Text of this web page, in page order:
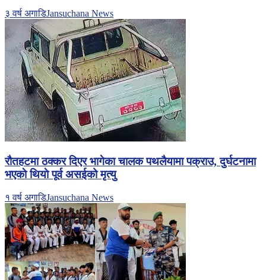
३ वर्ष अगाडिJansuchana News
रौतहटमा ठक्कर दिएर भागेका चालक पथलैयामा पक्राउ, दुर्घटनामा
भएकाे थियाे पूर्व असईको मृत्यु
१ वर्ष अगाडिJansuchana News